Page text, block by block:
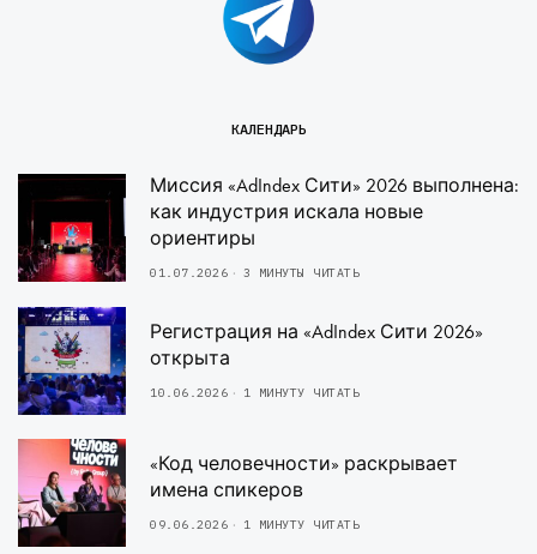
КАЛЕНДАРЬ
Миссия «AdIndex Сити» 2026 выполнена:
как индустрия искала новые
ориентиры
01.07.2026 3 МИНУТЫ ЧИТАТЬ
Регистрация на «AdIndex Сити 2026»
открыта
10.06.2026 1 МИНУТУ ЧИТАТЬ
«Код человечности» раскрывает
имена спикеров
09.06.2026 1 МИНУТУ ЧИТАТЬ